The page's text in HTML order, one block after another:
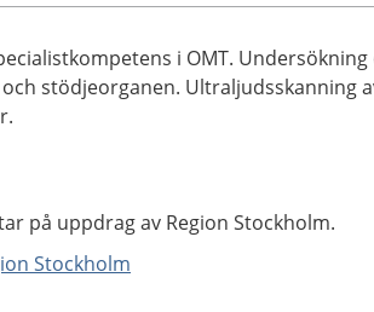
i OMT.
stödjeorganen. Ultraljudsskanning
på uppdrag av Region Stockholm.
Stockholm